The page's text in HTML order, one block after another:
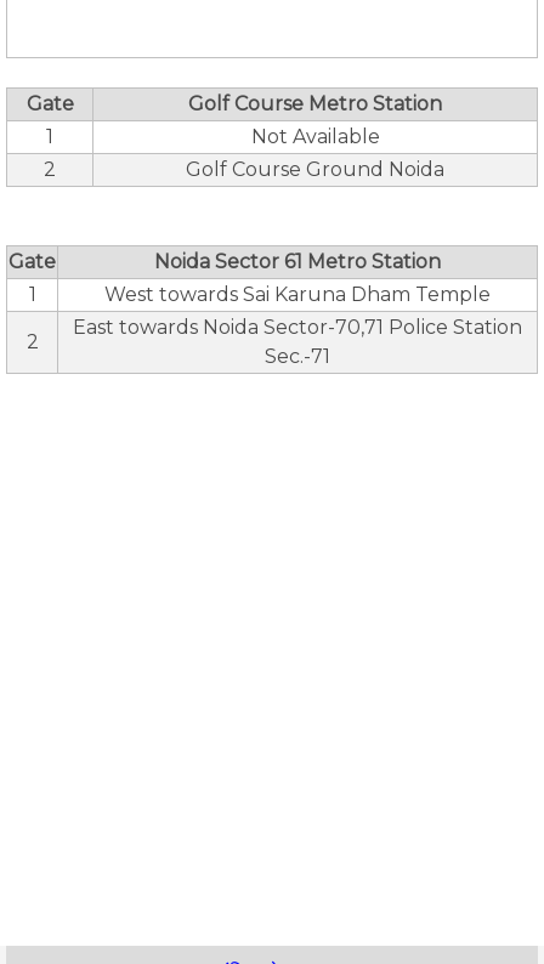
Gate
Golf Course Metro Station
1
Not Available
2
Golf Course Ground Noida
Gate
Noida Sector 61 Metro Station
1
West towards Sai Karuna Dham Temple
2
East towards Noida Sector-70,71 Police Station
Sec.-71